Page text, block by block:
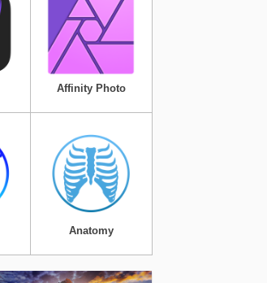
Affinity Photo
Anatomy